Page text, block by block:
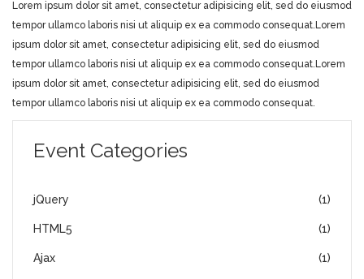
Lorem ipsum dolor sit amet, consectetur adipisicing elit, sed do eiusmod
tempor ullamco laboris nisi ut aliquip ex ea commodo consequat.Lorem
ipsum dolor sit amet, consectetur adipisicing elit, sed do eiusmod
tempor ullamco laboris nisi ut aliquip ex ea commodo consequat.Lorem
ipsum dolor sit amet, consectetur adipisicing elit, sed do eiusmod
tempor ullamco laboris nisi ut aliquip ex ea commodo consequat.
Event Categories
jQuery (1)
HTML5 (1)
Ajax (1)